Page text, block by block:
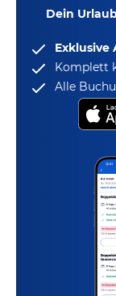
Dein
Exklusive
Komplett
Alle